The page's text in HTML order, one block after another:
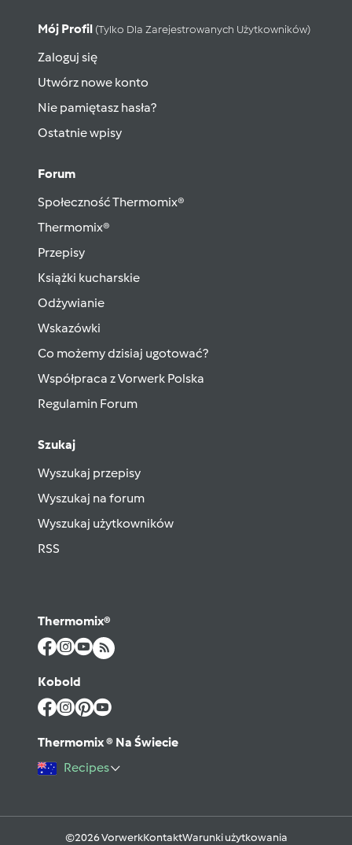
Mój Profil (tylko Dla Zarejestrowanych Użytkowników)
Zaloguj się
Utwórz nowe konto
Nie pamiętasz hasła?
Ostatnie wpisy
Forum
Społeczność Thermomix®
Thermomix®
Przepisy
Książki kucharskie
Odżywianie
Wskazówki
Co możemy dzisiaj ugotować?
Współpraca z Vorwerk Polska
Regulamin Forum
Szukaj
Wyszukaj przepisy
Wyszukaj na forum
Wyszukaj użytkowników
RSS
Thermomix®
Kobold
Thermomix ® Na Świecie
Recipes
©2026 VorwerkKontaktWarunki użytkowania